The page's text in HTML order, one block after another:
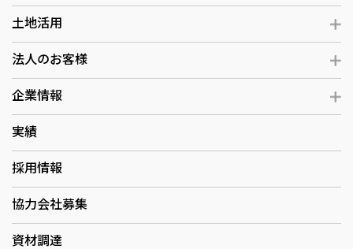
土地活用
法人のお客様
企業情報
実績
採用情報
協力会社募集
資材調達